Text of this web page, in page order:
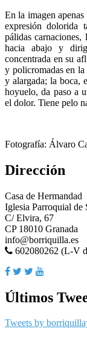
En la imagen
expresión dolorida
pálidas carnaciones,
hacia abajo y
concentrada en su
y policromadas en
y alargada; la boca,
hoyuelo, da paso a
el dolor. Tiene pelo
Fotografía: Álvaro
Dirección
Casa de Hermandad
Iglesia Parroquial de
C/ Elvira, 67
CP 18010 Granada
info@borriquilla.es
602080262 (L-V
Últimos
Tweets by